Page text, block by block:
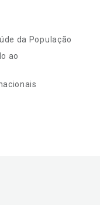
da População
ao